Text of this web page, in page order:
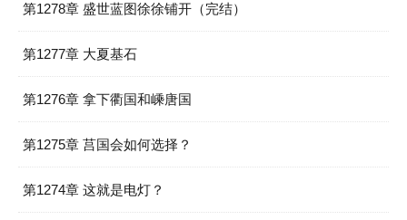
第1278章 盛世蓝图徐徐铺开（完结）
第1277章 大夏基石
第1276章 拿下衢国和嵊唐国
第1275章 莒国会如何选择？
第1274章 这就是电灯？